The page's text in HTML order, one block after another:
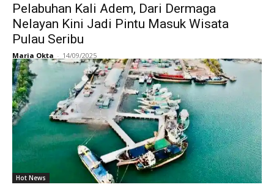
Pelabuhan Kali Adem, Dari Dermaga
Nelayan Kini Jadi Pintu Masuk Wisata
Pulau Seribu
Maria Okta - 14/09/2025
Hot News